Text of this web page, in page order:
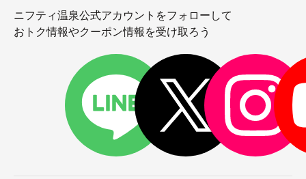
ニフティ温泉公式アカウントをフォローして
おトク情報やクーポン情報を受け取ろう